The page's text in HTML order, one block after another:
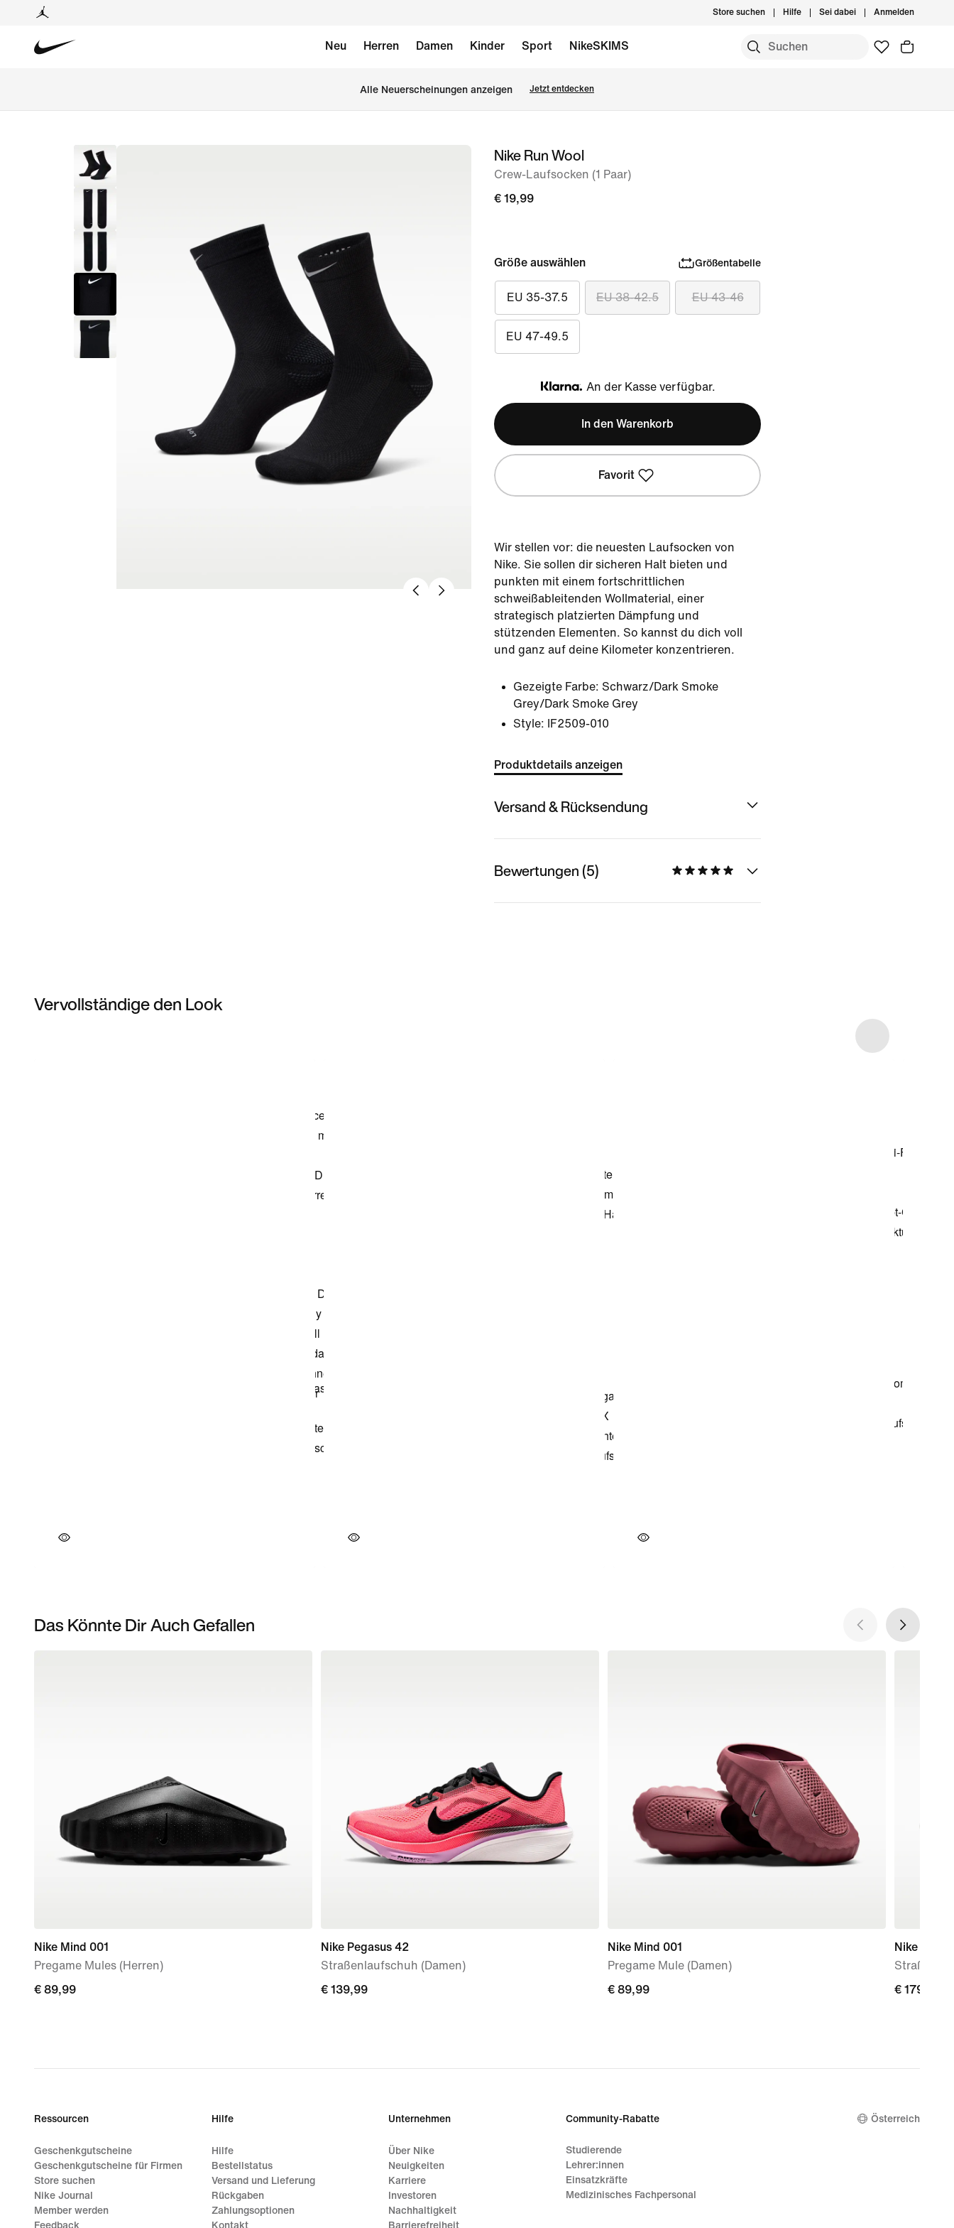
Store suchen Hilfe Sei dabei Anmelden
Neu Herren Damen Kinder Sport NikeSKIMS
Alle Neuerscheinungen anzeigen Jetzt entdecken
Bild 1Nike Run Wool
Crew-Laufsocken (1 Paar)
€ 19,99
Größe auswählen Größentabelle
EU 35-37.5 EU 38-42.5 EU 43-46
EU 47-49.5
Klarna
An der Kasse verfügbar.
In den Warenkorb
Favorit
Wir stellen vor: die neuesten Laufsocken von
Nike. Sie sollen dir sicheren Halt bieten und
punkten mit einem fortschrittlichen
schweißableitenden Wollmaterial, einer
strategisch platzierten Dämpfung und
stützenden Elementen. So kannst du dich voll
und ganz auf deine Kilometer konzentrieren.
Gezeigte Farbe: Schwarz/Dark Smoke
Grey/Dark Smoke Grey
Style:
IF2509-010
Produktdetails anzeigen
Versand & Rücksendung
Bewertungen (5)
Vervollständige den Look
Das Könnte Dir Auch Gefallen
Nike Mind 001
Pregame Mules (Herren)
€ 89,99
€ 89,99
Nike Pegasus 42
Straßenlaufschuh (Damen)
€ 139,99
€ 139,99
Nike Mind 001
Pregame Mule (Damen)
€ 89,99
€ 89,99
Nike
€ 179,99
€ 179,99
Ressourcen
Geschenkgutscheine
Geschenkgutscheine für Firmen
Store suchen
Nike Journal
Member werden
Feedback
Hilfe
Hilfe
Bestellstatus
Versand und Lieferung
Rückgaben
Zahlungsoptionen
Kontakt
Unternehmen
Über Nike
Neuigkeiten
Karriere
Investoren
Nachhaltigkeit
Barrierefreiheit
Community-Rabatte
Studierende
Lehrer:innen
Einsatzkräfte
Medizinisches Fachpersonal
Österreich